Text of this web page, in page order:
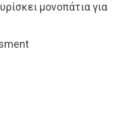
μονοπάτια για